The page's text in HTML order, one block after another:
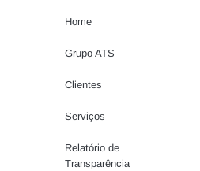
Home
Grupo ATS
Clientes
Serviços
Relatório de
Transparência